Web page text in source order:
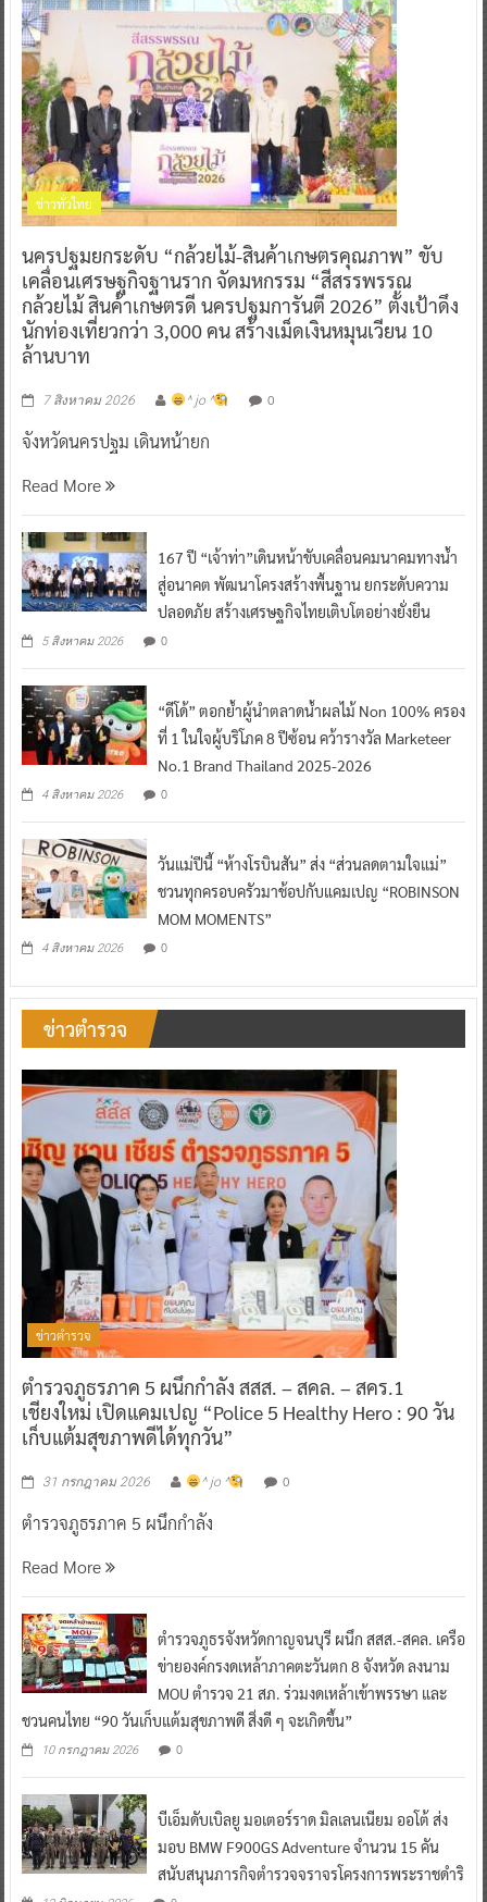
ข่าวทั่วไทย
นครปฐมยกระดับ “กล้วยไม้-สินค้าเกษตรคุณภาพ” ขับ
เคลื่อนเศรษฐกิจฐานราก จัดมหกรรม “สีสรรพรรณ
กล้วยไม้ สินค้าเกษตรดี นครปฐมการันตี 2026” ตั้งเป้าดึง
นักท่องเที่ยวกว่า 3,000 คน สร้างเม็ดเงินหมุนเวียน 10
ล้านบาท
7 สิงหาคม 2026 ^ jo ^ 0
จังหวัดนครปฐม เดินหน้ายก
Read More
167 ปี “เจ้าท่า”เดินหน้าขับเคลื่อนคมนาคมทางน้ำ
สู่อนาคต พัฒนาโครงสร้างพื้นฐาน ยกระดับความ
ปลอดภัย สร้างเศรษฐกิจไทยเติบโตอย่างยั่งยืน
5 สิงหาคม 2026 0
“ดีโด้” ตอกย้ำผู้นำตลาดน้ำผลไม้ Non 100% ครอง
ที่ 1 ในใจผู้บริโภค 8 ปีซ้อน คว้ารางวัล Marketeer
No.1 Brand Thailand 2025-2026
4 สิงหาคม 2026 0
วันแม่ปีนี้ “ห้างโรบินสัน” ส่ง “ส่วนลดตามใจแม่”
ชวนทุกครอบครัวมาช้อปกับแคมเปญ “ROBINSON
MOM MOMENTS”
4 สิงหาคม 2026 0
ข่าวตำรวจ
ข่าวตำรวจ
ตำรวจภูธรภาค 5 ผนึกกำลัง สสส. – สคล. – สคร.1
เชียงใหม่ เปิดแคมเปญ “Police 5 Healthy Hero : 90 วัน
เก็บแต้มสุขภาพดีได้ทุกวัน”
31 กรกฎาคม 2026 ^ jo ^ 0
ตำรวจภูธรภาค 5 ผนึกกำลัง
Read More
ตำรวจภูธรจังหวัดกาญจนบุรี ผนึก สสส.-สคล. เครือ
ข่ายองค์กรงดเหล้าภาคตะวันตก 8 จังหวัด ลงนาม
MOU ตำรวจ 21 สภ. ร่วมงดเหล้าเข้าพรรษา และ
ชวนคนไทย “90 วันเก็บแต้มสุขภาพดี สิ่งดี ๆ จะเกิดขึ้น”
10 กรกฎาคม 2026 0
บีเอ็มดับเบิลยู มอเตอร์ราด มิลเลนเนียม ออโต้ ส่ง
มอบ BMW F900GS Adventure จำนวน 15 คัน
สนับสนุนภารกิจตำรวจจราจรโครงการพระราชดำริ